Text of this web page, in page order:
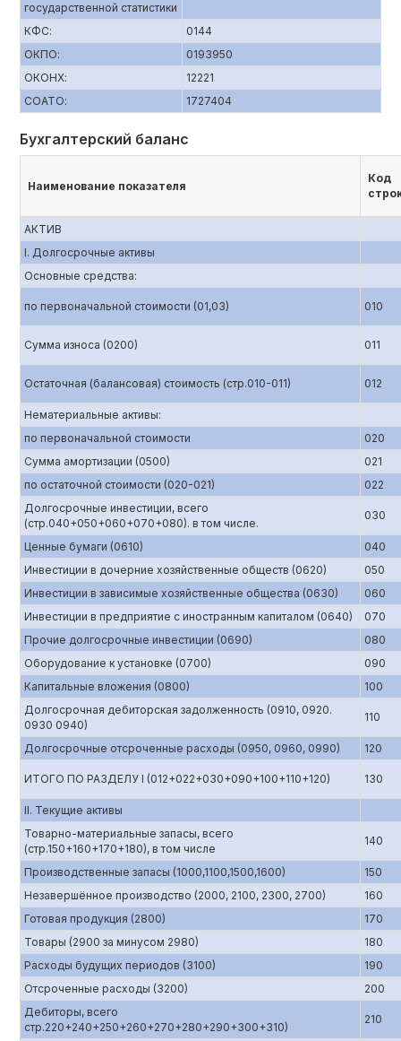
государственной статистики
КФС:
0144
ОКПО:
0193950
ОКОНХ:
12221
СОАТО:
1727404
Бухгалтерский баланс
Наименование показателя
Код
АКТИВ
I. Долгосрочные активы
Основные средства:
по первоначальной стоимости (01,03) 010
Сумма износа (0200) 011
Остаточная (балансовая) стоимость (стр.010-011) 012
Нематериальные активы:
по первоначальной стоимости
020
Сумма амортизации (0500)
021
по остаточной стоимости (020-021)
022
Долгосрочные инвестиции, всего
(стр.040+050+060+070+080). в том числе.
030
Ценные бумаги (0610)
040
Инвестиции в дочерние хозяйственные обществ (0620)
050
Инвестиции в зависимые хозяйственные общества (0630)
060
Инвестиции в предприятие с иностранным капиталом (0640)
070
Прочие долгосрочные инвестиции (0690)
080
Оборудование к установке (0700)
090
Капитальные вложения (0800)
100
Долгосрочная дебиторская задолженность (0910, 0920.
0930 0940)
110
Долгосрочные отсроченные расходы (0950, 0960, 0990) 120
ИТОГО ПО РАЗДЕЛУ I (012+022+030+090+100+110+120) 130
II. Текущие активы
Товарно-материальные запасы, всего
(стр.150+160+170+180), в том числе
140
Производственные запасы (1000,1100,1500,1600)
150
Незавершённое производство (2000, 2100, 2300, 2700)
160
Готовая продукция (2800)
170
Товары (2900 за минусом 2980)
180
Расходы будущих периодов (3100)
190
Отсроченные расходы (3200)
200
Дебиторы, всего
стр.220+240+250+260+270+280+290+300+310)
210